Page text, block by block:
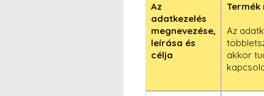
Az
adatkezelés
megnevezése,
leírása és
célja
Termék
Az
akkor